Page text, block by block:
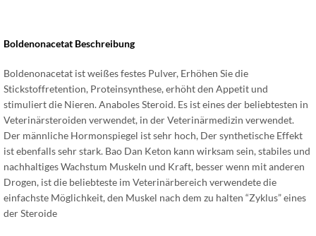
Boldenonacetat Beschreibung
Boldenonacetat ist weißes festes Pulver, Erhöhen Sie die
Stickstoffretention, Proteinsynthese, erhöht den Appetit und
stimuliert die Nieren. Anaboles Steroid. Es ist eines der beliebtesten in
Veterinärsteroiden verwendet, in der Veterinärmedizin verwendet.
Der männliche Hormonspiegel ist sehr hoch, Der synthetische Effekt
ist ebenfalls sehr stark. Bao Dan Keton kann wirksam sein, stabiles und
nachhaltiges Wachstum Muskeln und Kraft, besser wenn mit anderen
Drogen, ist die beliebteste im Veterinärbereich verwendete die
einfachste Möglichkeit, den Muskel nach dem zu halten “Zyklus” eines
der Steroide